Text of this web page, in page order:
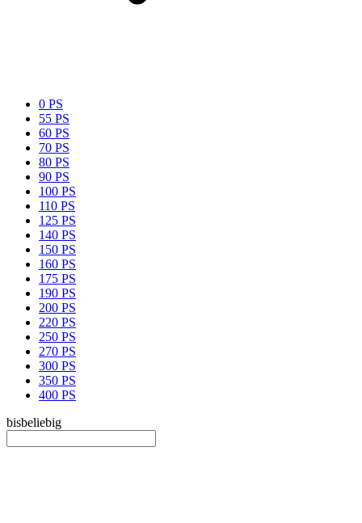
0 PS
55 PS
60 PS
70 PS
80 PS
90 PS
100 PS
110 PS
125 PS
140 PS
150 PS
160 PS
175 PS
190 PS
200 PS
220 PS
250 PS
270 PS
300 PS
350 PS
400 PS
bisbeliebig